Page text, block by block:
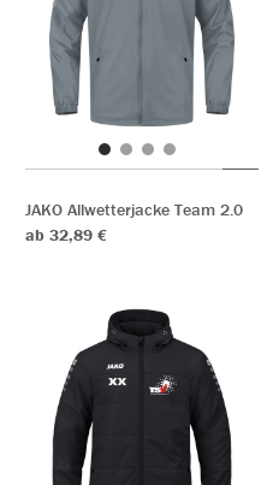
JAKO Allwetterjacke Team 2.0
ab 32,89 €